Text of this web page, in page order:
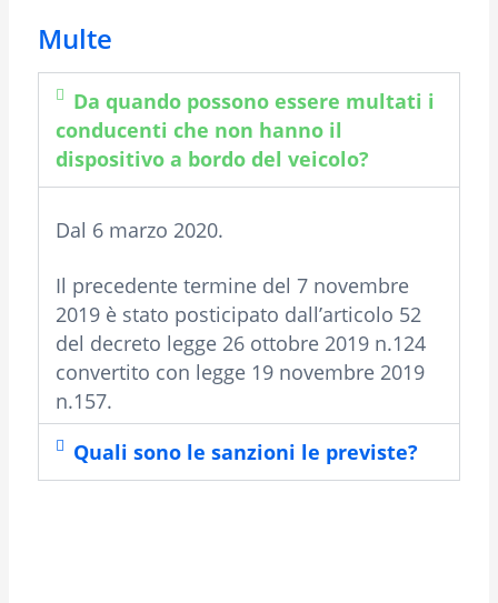
Multe
Da quando possono essere multati i
conducenti che non hanno il
dispositivo a bordo del veicolo?
Dal 6 marzo 2020.
Il precedente termine del 7 novembre
2019 è stato posticipato dall’articolo 52
del decreto legge 26 ottobre 2019 n.124
convertito con legge 19 novembre 2019
n.157.
Quali sono le sanzioni le previste?